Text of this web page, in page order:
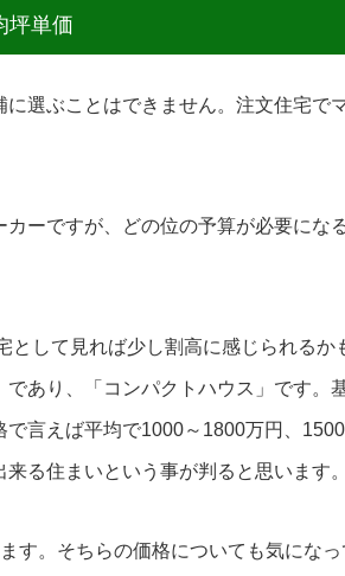
坪単価
選ぶことはできません。注文住宅で
ーですが、どの位の予算が必要にな
として見れば少し割高に感じられるか
あり、「コンパクトハウス」です。
言えば平均で1000～1800万円、
る住まいという事が判ると思います。
す。そちらの価格についても気になっ